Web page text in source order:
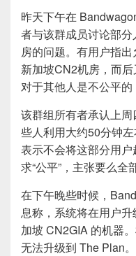
昨天下午在
者与该群成员讨论部
房的问题。有用户指
新加坡CN2机房，而
对于其他人是不公平的
该群组所有者承认上
些人利用大约50分钟
表示不会将这部分用
求“公平”，主张要么全
在下午晚些时候，
息称，系统将在用户
加坡 CN2GIA 的机器
无法升级到 The Plan。